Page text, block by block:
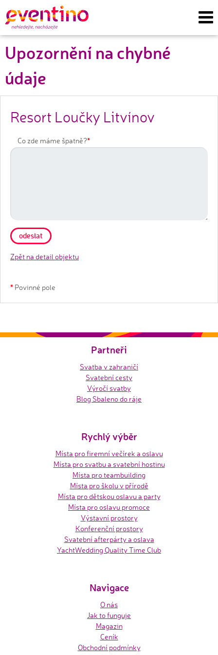
Upozornění na chybné
údaje
Resort Loučky Litvínov
Co zde máme špatně?*
Zpět na detail objektu
* Povinné pole
Partneři
Svatba v zahraničí
Svatební cesty
Výročí svatby
Blog Sbaleno do ráje
Rychlý výběr
Místa pro firemní večírek a oslavu
Místa pro svatbu a svatební hostinu
Místa pro teambuilding
Místa pro školu v přírodě
Místa pro dětskou oslavu a party
Místa pro oslavu promoce
Výstavní prostory
Konferenční prostory
Svatební afterpárty a oslava
YachtWedding Quality Time Club
Navigace
O nás
Jak to funguje
Magazin
Ceník
Obchodní podmínky